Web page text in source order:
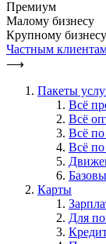
Премиум
Малому бизнесу
Крупному бизнесу
Частным
⟶
Пакеты
Всё
Всё
Всё
Всё
Карты
Для